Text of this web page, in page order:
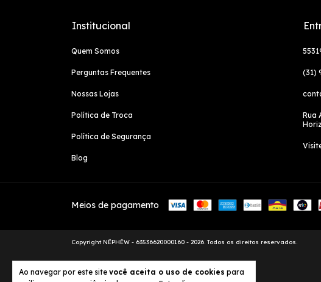
Ao navegar por este site você aceita o uso de cookies para
Institucional
Quem Somos
Perguntas Frequentes
Nossas Lojas
Política de Troca
Política de Segurança
Blog
(31)
Rua
Meios de pagamento
Copyright NËPHËW - 63536620000160 - 2026. Todos os direitos reservados.